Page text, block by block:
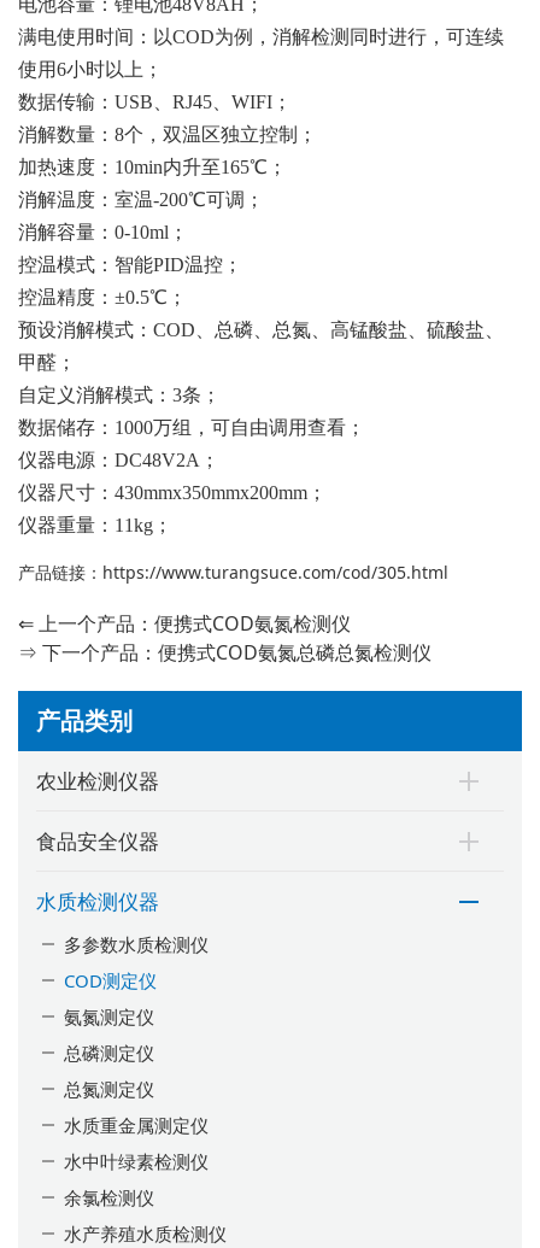
产品类别
农业检测仪器
食品安全仪器
水质检测仪器
多参数水质检测仪
COD测定仪
氨氮测定仪
总磷测定仪
总氮测定仪
水质重金属测定仪
水中叶绿素检测仪
余氯检测仪
水产养殖水质检测仪
满电使用时间：以COD为例，消解检测同时进行，可连续
使用6小时以上；
数据传输：USB、RJ45、WIFI；
消解数量：8个，双温区独立控制；
加热速度：10min内升至165℃；
消解温度：室温-200℃可调；
消解容量：0-10ml；
控温模式：智能PID温控；
控温精度：±0.5℃；
预设消解模式：COD、总磷、总氮、高锰酸盐、硫酸盐、
甲醛；
自定义消解模式：3条；
数据储存：1000万组，可自由调用查看；
仪器电源：DC48V2A；
仪器尺寸：430mmx350mmx200mm；
仪器重量：11kg；
产品链接： https://www.turangsuce.com/cod/305.html
⇐ 上一个产品： 便携式COD氨氮检测仪
⇒ 下一个产品： 便携式COD氨氮总磷总氮检测仪